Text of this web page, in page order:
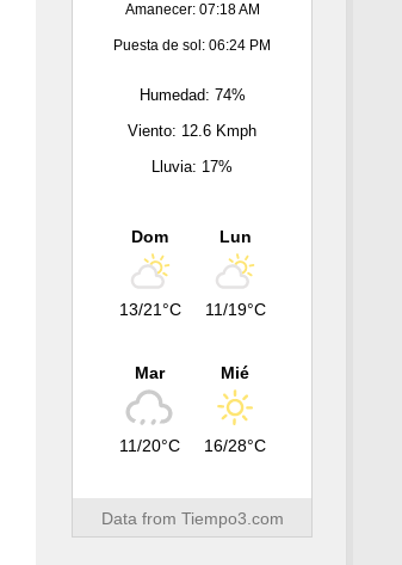
Amanecer: 07:18 AM
Puesta de sol: 06:24 PM
Humedad: 74%
Viento: 12.6 Kmph
Lluvia: 17%
Dom
13/21°C
Lun
11/19°C
Mar
11/20°C
Mié
16/28°C
Data from Tiempo3.com